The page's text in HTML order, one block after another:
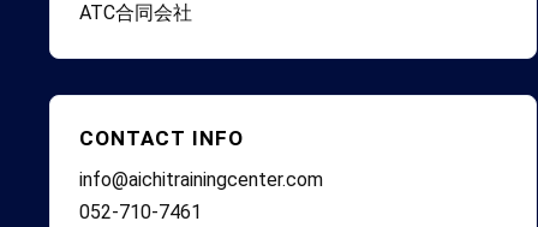
ATC合同会社
CONTACT INFO
info@aichitrainingcenter.com
052-710-7461